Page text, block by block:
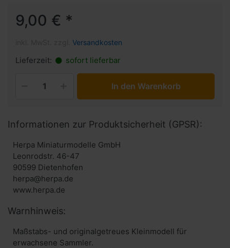
9,00 € *
Versandkosten
Lieferzeit: sofort lieferbar
In den Warenkorb
Informationen zur Produktsicherheit (GPSR):
Herpa Miniaturmodelle GmbH
Leonrodstr. 46-47
90599 Dietenhofen
herpa@herpa.de
www.herpa.de
Warnhinweis:
Maßstabs- und originalgetreues Kleinmodell für
erwachsene Sammler.